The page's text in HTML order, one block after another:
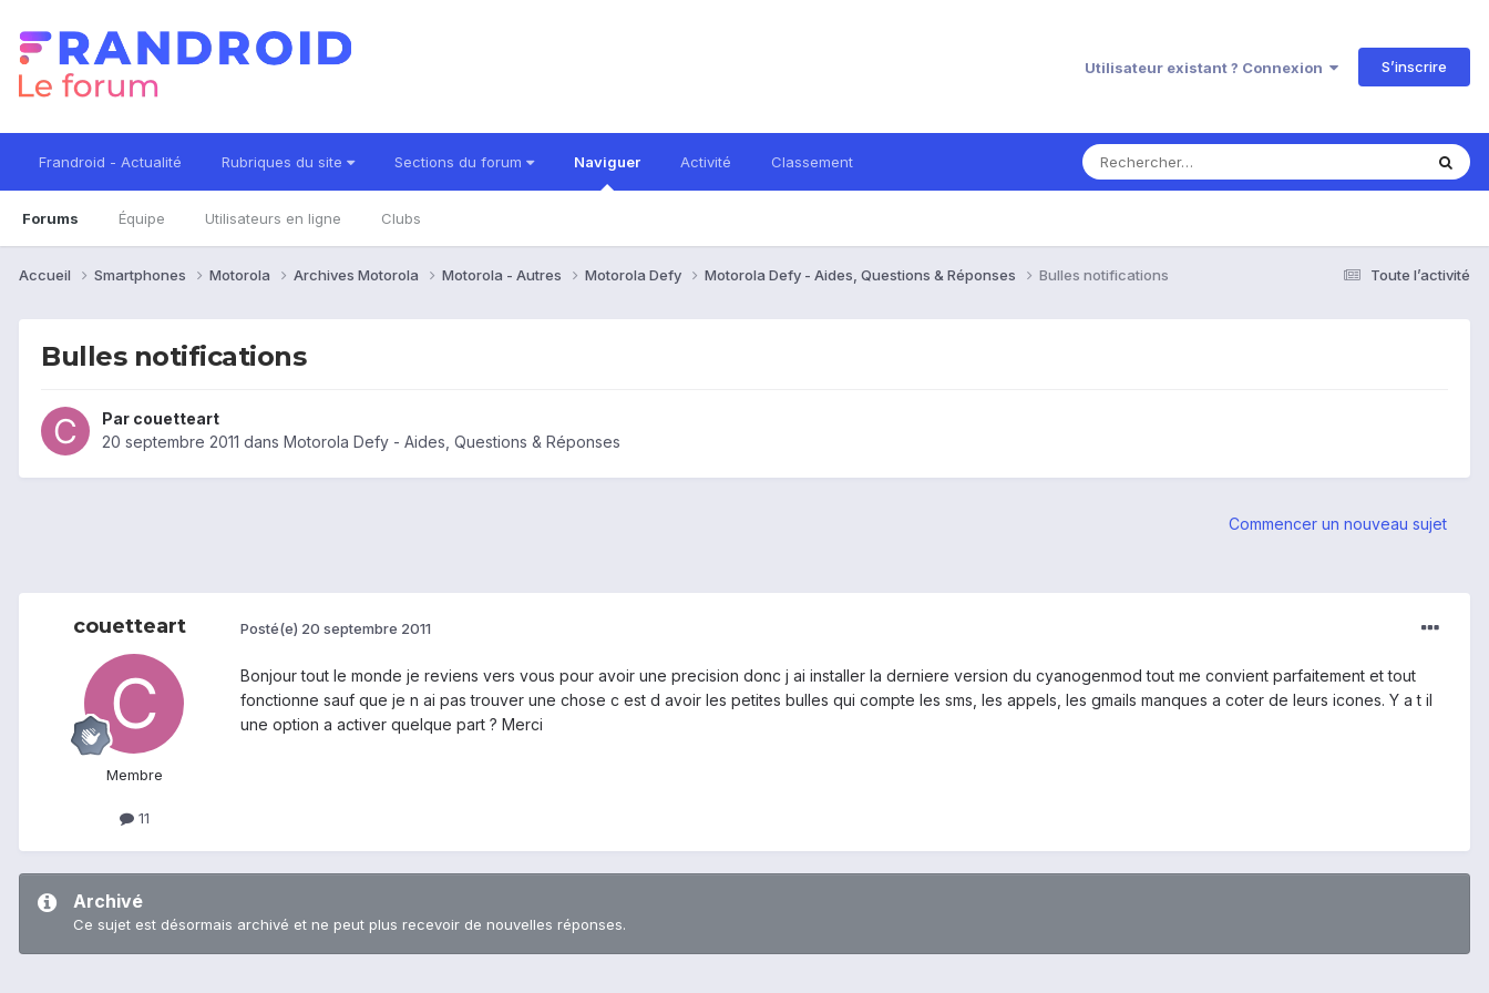
Utilisateur existant ? Connexion S’inscrire
Frandroid - Actualité Rubriques du site Sections du forum Naviguer
Forums Équipe Utilisateurs en ligne Clubs
Activité Classement
Toute l’activité
Accueil Smartphones Motorola Archives Motorola Motorola - Autres Motorola Defy Motorola Defy - Aides, Questions & Réponses Bulles notifications
Bulles notifications
Par couetteart
20 septembre 2011 dans Motorola Defy - Aides, Questions & Réponses
Commencer un nouveau sujet
couetteart
Membre
11
Posté(e) 20 septembre 2011
Bonjour tout le monde je reviens vers vous pour avoir une precision donc j ai installer la derniere version du cyanogenmod tout me convient parfaitement et tout
fonctionne sauf que je n ai pas trouver une chose c est d avoir les petites bulles qui compte les sms, les appels, les gmails manques a coter de leurs icones. Y a t il
une option a activer quelque part ? Merci
Archivé
Ce sujet est désormais archivé et ne peut plus recevoir de nouvelles réponses.